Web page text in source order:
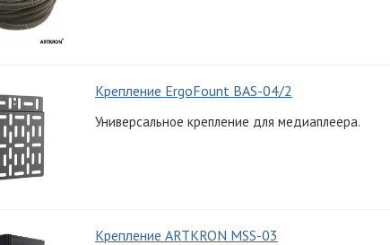
Крепление ErgoFount BAS-04/2
Универсальное крепление для медиаплеера.
Крепление ARTKRON MSS-03